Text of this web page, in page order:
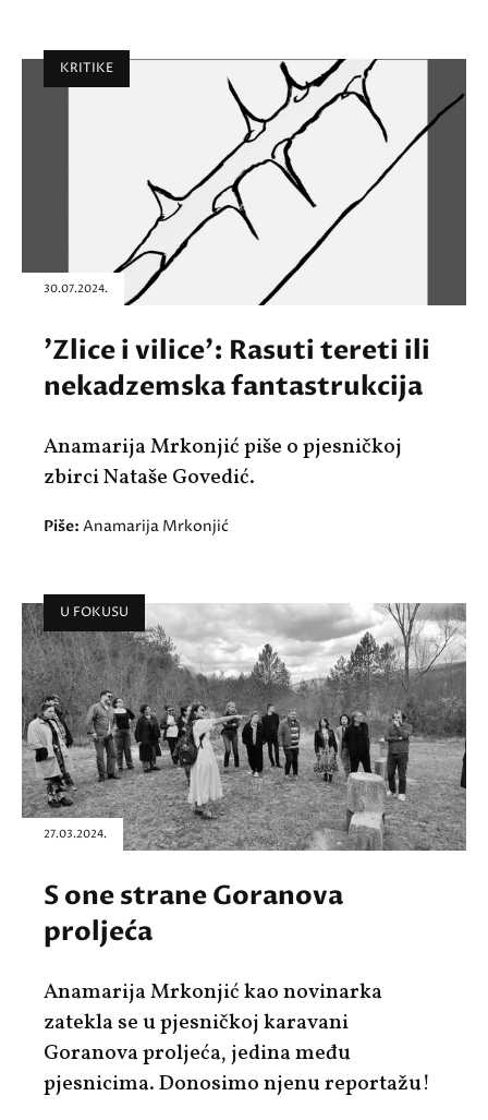
KRITIKE
30.07.2024.
'Zlice i vilice': Rasuti tereti ili
nekadzemska fantastrukcija
Anamarija Mrkonjić piše o pjesničkoj
zbirci Nataše Govedić.
Piše: Anamarija Mrkonjić
U FOKUSU
27.03.2024.
S one strane Goranova
proljeća
Anamarija Mrkonjić kao novinarka
zatekla se u pjesničkoj karavani
Goranova proljeća, jedina među
pjesnicima. Donosimo njenu reportažu!